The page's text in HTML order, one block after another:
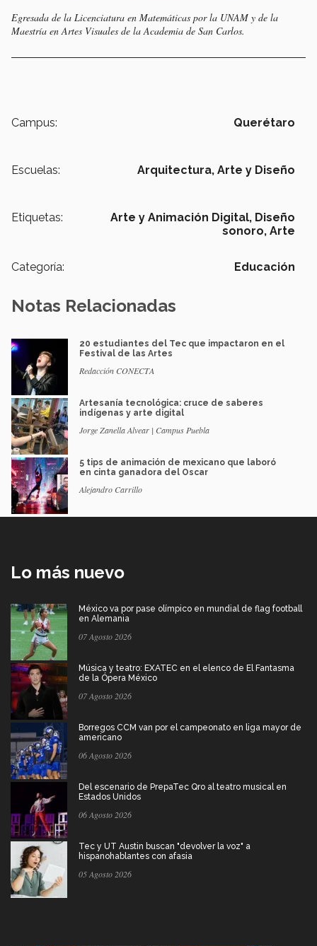
Egresada de la Licenciatura en Matemáticas por la UNAM y de la
Maestría en Artes Visuales de la Academia de San Carlos.
Campus: Querétaro
Escuelas: Arquitectura, Arte y Diseño
Etiquetas: Arte y Animación Digital, Diseño
sonoro, Arte
Categoría: Educación
Notas Relacionadas
20 estudiantes del Tec que impactaron en el
Festival de las Artes
Redacción CONECTA
Artesanía tecnológica: cruce de saberes
indígenas y arte digital
Jorge Zanella Alvear | Campus Puebla
5 tips de animación de mexicano que laboró
en cinta ganadora del Oscar
Alejandro Carrillo
Lo más nuevo
México va por pase olímpico en mundial de flag football
en Alemania
07 Agosto 2026
Música y teatro: EXATEC en el elenco de El Fantasma
de la Ópera México
07 Agosto 2026
Borregos CCM van por el campeonato en liga mayor de
americano
06 Agosto 2026
Del escenario de PrepaTec Qro al teatro musical en
Estados Unidos
06 Agosto 2026
Tec y UT Austin buscan "devolver la voz" a
hispanohablantes con afasia
05 Agosto 2026